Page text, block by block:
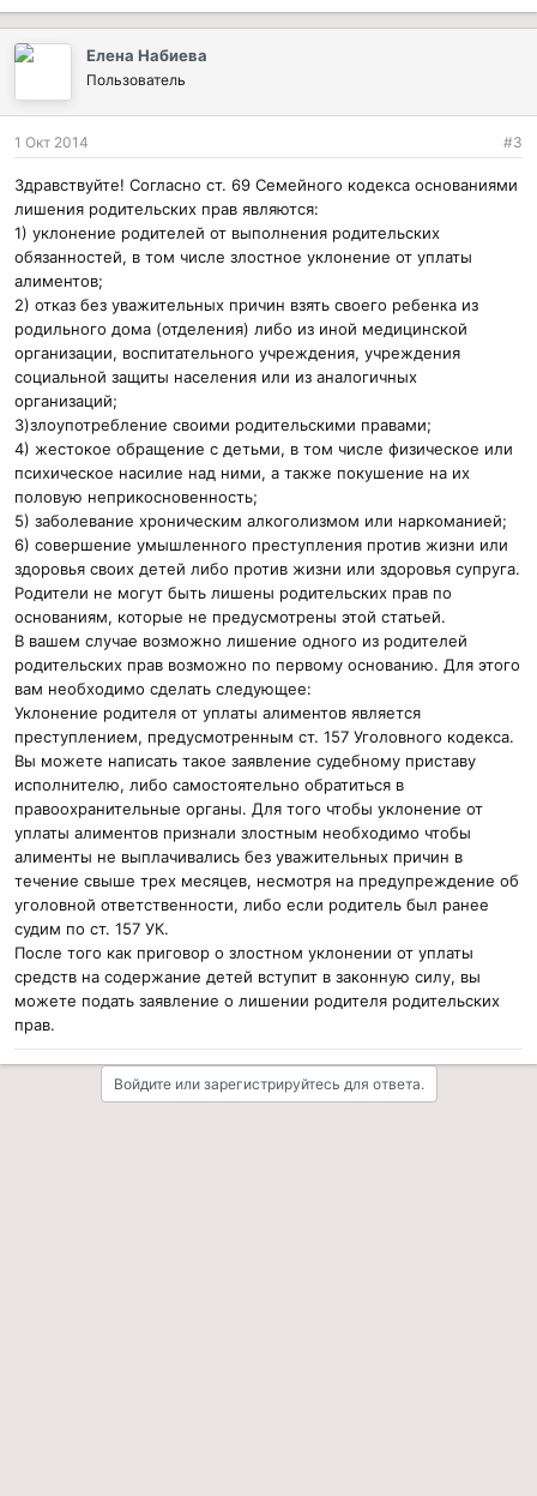
Елена Набиева
Пользователь
1 Окт 2014 #3
Здравствуйте! Согласно ст. 69 Семейного кодекса основаниями
лишения родительских прав являются:
1) уклонение родителей от выполнения родительских
обязанностей, в том числе злостное уклонение от уплаты
алиментов;
2) отказ без уважительных причин взять своего ребенка из
родильного дома (отделения) либо из иной медицинской
организации, воспитательного учреждения, учреждения
социальной защиты населения или из аналогичных
организаций;
3)злоупотребление своими родительскими правами;
4) жестокое обращение с детьми, в том числе физическое или
психическое насилие над ними, а также покушение на их
половую неприкосновенность;
5) заболевание хроническим алкоголизмом или наркоманией;
6) совершение умышленного преступления против жизни или
здоровья своих детей либо против жизни или здоровья супруга.
Родители не могут быть лишены родительских прав по
основаниям, которые не предусмотрены этой статьей.
В вашем случае возможно лишение одного из родителей
родительских прав возможно по первому основанию. Для этого
вам необходимо сделать следующее:
Уклонение родителя от уплаты алиментов является
преступлением, предусмотренным ст. 157 Уголовного кодекса.
Вы можете написать такое заявление судебному приставу
исполнителю, либо самостоятельно обратиться в
правоохранительные органы. Для того чтобы уклонение от
уплаты алиментов признали злостным необходимо чтобы
алименты не выплачивались без уважительных причин в
течение свыше трех месяцев, несмотря на предупреждение об
уголовной ответственности, либо если родитель был ранее
судим по ст. 157 УК.
После того как приговор о злостном уклонении от уплаты
средств на содержание детей вступит в законную силу, вы
можете подать заявление о лишении родителя родительских
прав.
Войдите или зарегистрируйтесь для ответа.